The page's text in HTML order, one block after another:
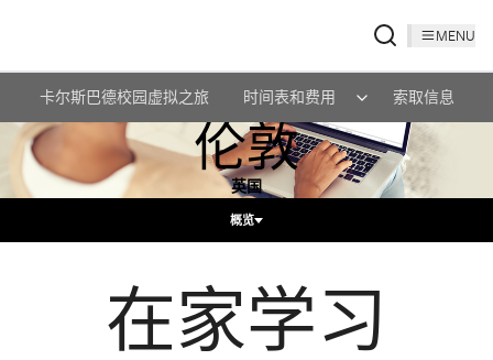
MENU
卡尔斯巴德校园虚拟之旅 时间表和费用 索取信息
伦敦
英国
概览
在家学习